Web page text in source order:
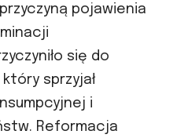
pojawienia
się do
sprzyjał
i
Reformacja